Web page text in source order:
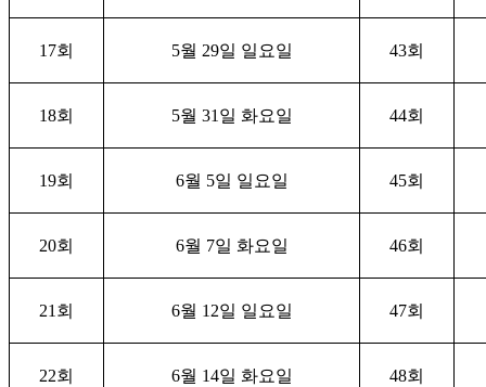
17회 5월 29일 일요일 43회
18회 5월 31 일 화요일 44회
19회 6월 5일 일요일 45회
20회 6월 7일 화요일 46회
21 회 6월 12일 일요일 47회
22회 6월 14일 화요일 48회